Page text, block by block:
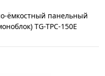
ёмкостный панельный
TG-TPC-150E